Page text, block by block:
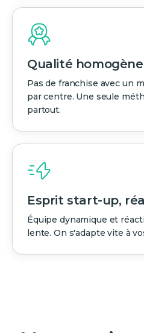
Qualité homogène
Pas de franchise avec un
par centre. Une seule
partout.
Esprit start-up,
Équipe dynamique et
lente. On s'adapte vite à